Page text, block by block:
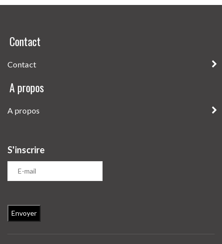
Contact
Contact
A propos
A propos
S'inscrire